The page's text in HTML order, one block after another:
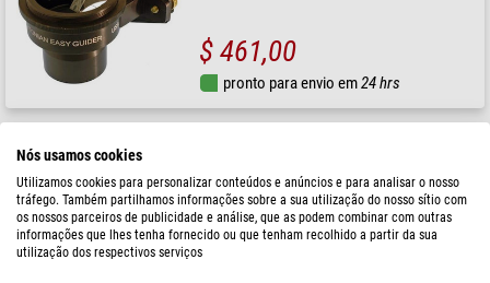
$ 461,00
pronto para envio em24 hrs
Nós usamos cookies
Utilizamos cookies para personalizar conteúdos e anúncios e para analisar o nosso
tráfego. Também partilhamos informações sobre a sua utilização do nosso sítio com
os nossos parceiros de publicidade e análise, que as podem combinar com outras
informações que lhes tenha fornecido ou que tenham recolhido a partir da sua
utilização dos respectivos serviços